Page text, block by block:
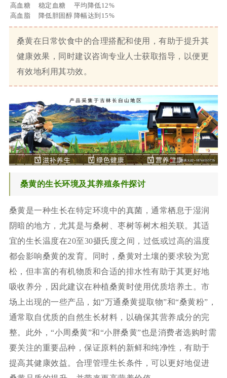
高血糖
稳定血糖
平均降低12%
高血脂
降低胆固醇 降幅达到15%
桑黄在日常饮食中的合理搭配和使用，有助于提升其
健康效果，同时建议咨询专业人士获取指导，以便更
有效地利用其功效。
桑黄的生长环境及其养殖条件探讨
桑黄是一种生长在特定环境中的真菌，通常栖息于湿润
阴暗的地方，尤其是与桑树、枣树等树木相关联。其适
宜的生长温度在20至30摄氏度之间，过低或过高的温度
都会影响桑黄的发育。同时，桑黄对土壤的要求较为宽
松，但丰富的有机物质和合适的排水性有助于其更好地
吸收养分，因此建议在种植桑黄时使用优质培养土。市
场上出现的一些产品，如“万通桑黄提取物”和“桑黄粉”，
通常取自优质的自然生长材料，以确保其营养成分的完
整。此外，“小周桑黄”和“小胖桑黄”也是消费者选购时需
要关注的重要品种，保证原料的新鲜和纯净性，有助于
提高其健康效益。合理管理生长条件，可以更好地促进